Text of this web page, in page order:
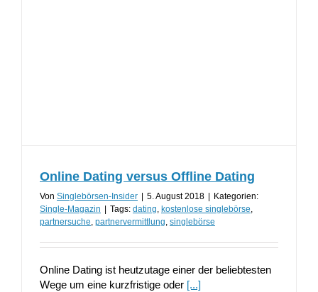
Online Dating versus Offline Dating
Von Singlebörsen-Insider 5. August 2018
Kategorien:
Single-Magazin
Tags: dating, kostenlose singlebörse,
partnersuche, partnervermittlung, singlebörse
Online Dating ist heutzutage einer der beliebtesten
Wege um eine kurzfristige oder [...]